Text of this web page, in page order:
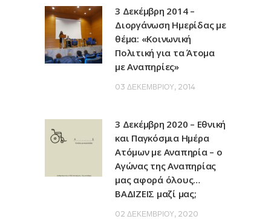
3 Δεκέμβρη 2014 –
Διοργάνωση Ημερίδας με
θέμα: «Κοινωνική
Πολιτική για τα Άτομα
με Αναπηρίες»
03 ΔΕΚΕΜΒΡΊΟΥ, 2014
3 Δεκέμβρη 2020 – Εθνική
και Παγκόσμια Ημέρα
Ατόμων με Αναπηρία – ο
Αγώνας της Αναπηρίας
μας αφορά όλους…
ΒΑΔΙΖΕΙΣ μαζί μας;
02 ΔΕΚΕΜΒΡΊΟΥ, 2020